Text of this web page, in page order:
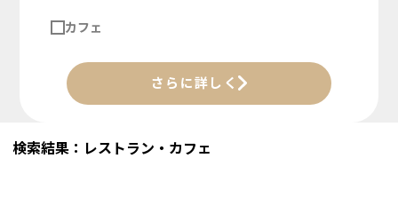
カフェ
さらに詳しく
検索結果：レストラン・カフェ